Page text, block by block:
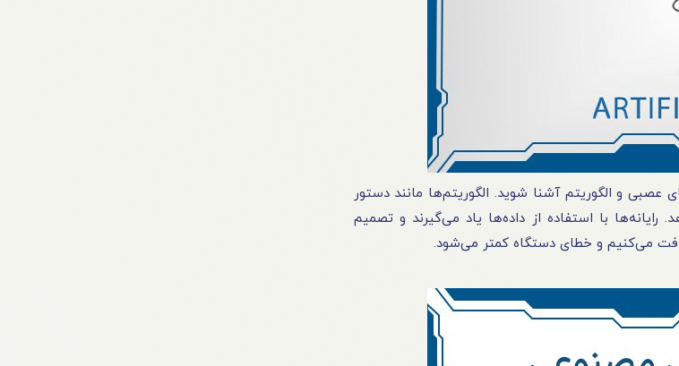
و الگوریتم آشنا شوید. الگوریتم‌ها مانند دستور
با استفاده از داده‌ها یاد می‌گیرند و تصمیم
می‌کنیم و خطای دستگاه کمتر می‌شود.